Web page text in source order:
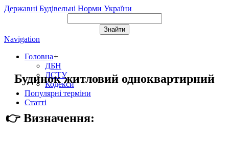
Державні Будівельні Норми України
Navigation
Головна+
ДБН
ДСТУ
Кодекси
Популярні терміни
Статті
Будинок житловий одноквартирний
👉 Визначення: